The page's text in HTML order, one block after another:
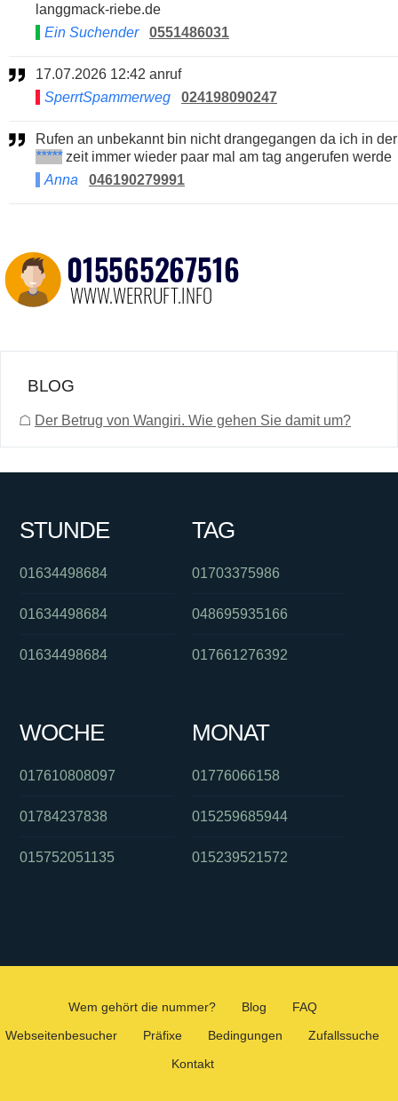
langgmack-riebe.de
Ein Suchender
0551486031
17.07.2026 12:42 anruf
SperrtSpammerweg
024198090247
Rufen an unbekannt bin nicht drangegangen da ich in der
*****zeit immer wieder paar mal am tag angerufen werde
Anna
046190279991
BLOG
☖ Der Betrug von Wangiri. Wie gehen Sie damit um?
STUNDE
01634498684
01634498684
01634498684
TAG
01703375986
048695935166
017661276392
WOCHE
017610808097
01784237838
015752051135
MONAT
01776066158
015259685944
015239521572
Wem gehört die nummer? Blog
FAQ
Webseitenbesucher
Präfixe Bedingungen
Zufallssuche
Kontakt